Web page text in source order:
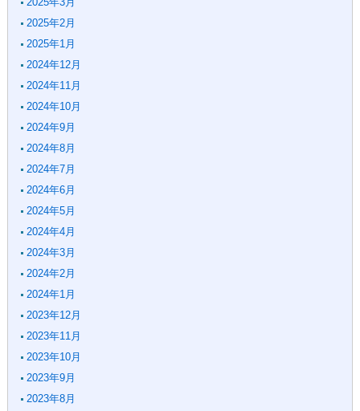
2025年2月
2025年1月
2024年12月
2024年11月
2024年10月
2024年9月
2024年8月
2024年7月
2024年6月
2024年5月
2024年4月
2024年3月
2024年2月
2024年1月
2023年12月
2023年11月
2023年10月
2023年9月
2023年8月